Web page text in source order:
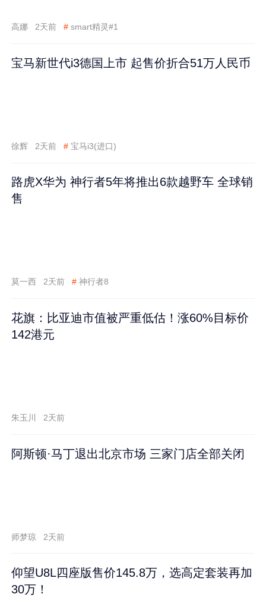
高娜 2天前 # smart精灵#1
宝马新世代i3德国上市 起售价折合51万人民币
徐辉 2天前 # 宝马i3(进口)
路虎X华为 神行者5年将推出6款越野车 全球销
售
莫一西 2天前 # 神行者8
花旗：比亚迪市值被严重低估！涨60%目标价
142港元
朱玉川 2天前
阿斯顿·马丁退出北京市场 三家门店全部关闭
师梦琼 2天前
仰望U8L四座版售价145.8万，选高定套装再加
30万！